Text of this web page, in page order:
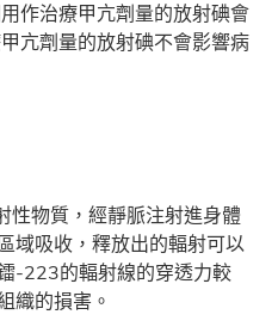
作治療甲亢劑量的放射碘會
亢劑量的放射碘不會影響病
物質，經靜脈注射進身體
域吸收，釋放出的輻射可以
-223的輻射線的穿透力較
織的損害。